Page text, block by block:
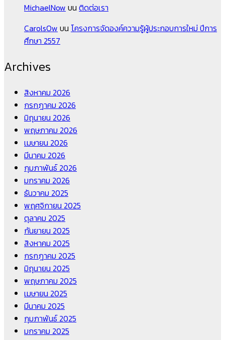
MichaelNow บน ติดต่อเรา
CarolsOw บน โครงการจัดองค์ความรู้ผู้ประกอบการใหม่ ปีการ
ศึกษา 2557
Archives
สิงหาคม 2026
กรกฎาคม 2026
มิถุนายน 2026
พฤษภาคม 2026
เมษายน 2026
มีนาคม 2026
กุมภาพันธ์ 2026
มกราคม 2026
ธันวาคม 2025
พฤศจิกายน 2025
ตุลาคม 2025
กันยายน 2025
สิงหาคม 2025
กรกฎาคม 2025
มิถุนายน 2025
พฤษภาคม 2025
เมษายน 2025
มีนาคม 2025
กุมภาพันธ์ 2025
มกราคม 2025